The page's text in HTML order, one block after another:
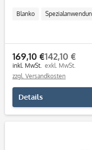
Blanko
169,10 €
inkl. MwSt.
142,10 €
exkl. MwSt.
zzgl. Versandkosten
Details